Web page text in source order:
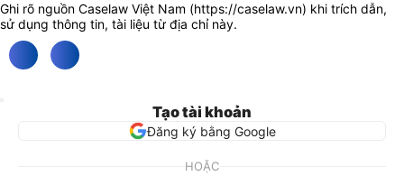
Ghi rõ nguồn Caselaw Việt Nam (https://caselaw.vn) khi trích dẫn,
sử dụng thông tin, tài liệu từ địa chỉ này.
Tạo tài khoản
Đăng ký bằng Google
HOẶC